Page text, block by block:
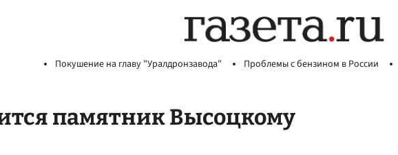
Покушение на главу "Уралдронзавода" Проблемы с бензином в России
памятник Высоцкому